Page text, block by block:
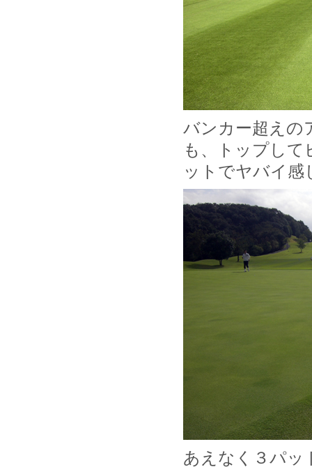
バンカー超えの
も、トップして
ットでヤバイ感
あえなく３パッ